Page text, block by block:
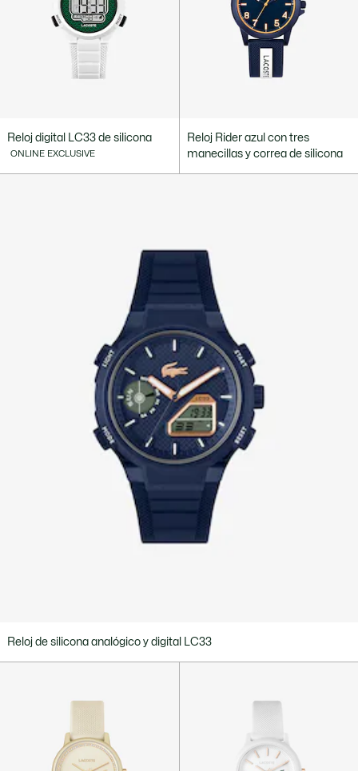
Reloj digital LC33 de silicona
ONLINE EXCLUSIVE
Reloj Rider azul con tres
manecillas y correa de silicona
Reloj de silicona analógico y digital LC33